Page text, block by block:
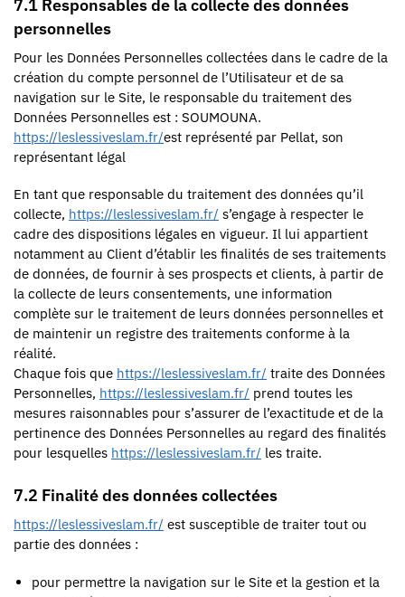
7.1 Responsables de la collecte des données
personnelles
Pour les Données Personnelles collectées dans le cadre de la
création du compte personnel de l’Utilisateur et de sa
navigation sur le Site, le responsable du traitement des
Données Personnelles est : SOUMOUNA.
https://leslessiveslam.fr/est représenté par Pellat, son
représentant légal
En tant que responsable du traitement des données qu’il
collecte, https://leslessiveslam.fr/ s’engage à respecter le
cadre des dispositions légales en vigueur. Il lui appartient
notamment au Client d’établir les finalités de ses traitements
de données, de fournir à ses prospects et clients, à partir de
la collecte de leurs consentements, une information
complète sur le traitement de leurs données personnelles et
de maintenir un registre des traitements conforme à la
réalité.
Chaque fois que https://leslessiveslam.fr/ traite des Données
Personnelles, https://leslessiveslam.fr/ prend toutes les
mesures raisonnables pour s’assurer de l’exactitude et de la
pertinence des Données Personnelles au regard des finalités
pour lesquelles https://leslessiveslam.fr/ les traite.
7.2 Finalité des données collectées
https://leslessiveslam.fr/ est susceptible de traiter tout ou
partie des données :
pour permettre la navigation sur le Site et la gestion et la